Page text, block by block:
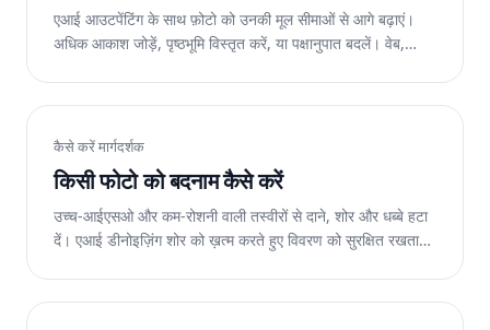
एआई आउटपेंटिंग के साथ फ़ोटो को उनकी मूल सीमाओं से आगे बढ़ाएं।
अधिक आकाश जोड़ें, पृष्ठभूमि विस्तृत करें, या पक्षानुपात बदलें। वेब,
कैसे करें मार्गदर्शक
किसी फोटो को बदनाम कैसे करें
उच्च-आईएसओ और कम-रोशनी वाली तस्वीरों से दाने, शोर और धब्बे हटा
दें। एआई डीनोइज़िंग शोर को ख़त्म करते हुए विवरण को सुरक्षित रखता